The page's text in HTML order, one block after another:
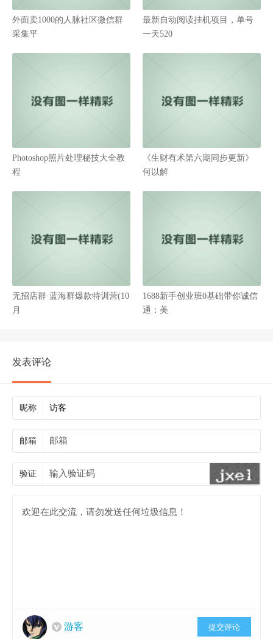
外面卖1000的人脉社区微信群
采集平
最新自动阅读挂机项目，单号
一天520
Photoshop照片处理秘技大全教
程
《生财有术第六期同步更新》
何以解
无招店群·蓝海群爆款特训营(10
月
1688新手创业班0基础带你诚信
通：美
发表评论
昵称
邮箱
验证
游客 提交评论